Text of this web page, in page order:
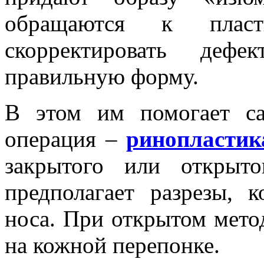
обращаются к
скорректировать
правильную форму.
В этом им помогает
операция –
закрытого или
предполагает разрезы,
носа. При открытом
на кожной перепонке.